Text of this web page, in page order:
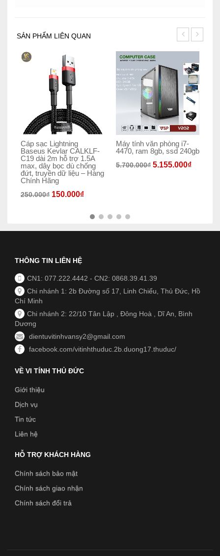
SẢN PHẨM LIÊN QUAN
Cáp sạc Lightning
Baseus Kevlar CALKLF-
C19 dài 2m hỗ trợ 1.5A
max, dây bọc dù chống
đứt, truyền dữ liệu – Hàng
Chính Hãng
250.000₫ 150.000₫
Máy tính văn phòng i7-
4470, ram 8gb, ssd 240gb
5.700.000₫ 5.155.000₫
THÔNG TIN LIÊN HỆ
CN1: 077.222.4442 - CN2: 0868.39.41.39
Chi nhánh 1: 2b Đường số 17, Linh Chiểu, Thủ Đức, Hồ
Chí Minh
Chi nhánh 2: 22/10 Tân Lập , Đông Hoà , Dĩ An, Bình
Dương
dientuvitinhvansy2@gmail.com
facebook.com/vitinhthuduc.2b.duong17.thuduc/
VỀ VI TÍNH THỦ ĐỨC
Giới thiệu
Dịch vụ
Tin tức
Liên hệ
HỖ TRỢ KHÁCH HÀNG
Chính sách bảo mật
Chính sách giao nhận
Chính sách đổi trả